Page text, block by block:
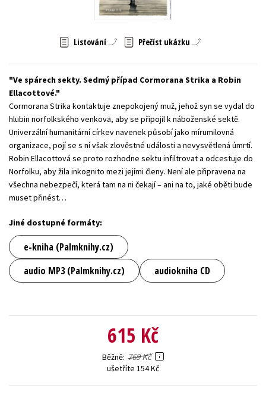
Zahraniční literatura
Všechny tituly
Listování Přečíst ukázku
Ve spárech sekty. Sedmý případ Cormorana Strika a Robin
Ellacottové.
Cormorana Strika kontaktuje znepokojený muž, jehož syn se vydal do
hlubin norfolkského venkova, aby se připojil k náboženské sektě.
Univerzální humanitární církev navenek působí jako mírumilovná
organizace, pojí se s ní však zlověstné události a nevysvětlená úmrtí.
Robin Ellacottová se proto rozhodne sektu infiltrovat a odcestuje do
Norfolku, aby žila inkognito mezi jejími členy. Není ale připravena na
všechna nebezpečí, která tam na ni čekají – ani na to, jaké oběti bude
muset přinést…
Jiné dostupné formáty:
e-kniha (Palmknihy.cz)
audio MP3 (Palmknihy.cz)
audiokniha CD
615 Kč
Běžně 769 Kč
ušetříte 154 Kč